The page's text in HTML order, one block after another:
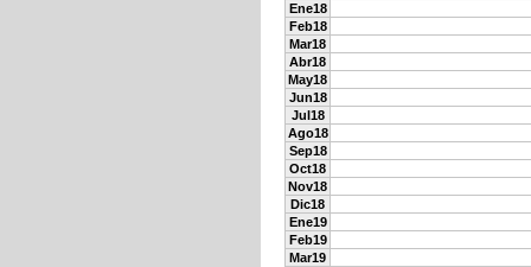
Ene18
Feb18
Mar18
Abr18
May18
Jun18
Jul18
Ago18
Sep18
Oct18
Nov18
Dic18
Ene19
Feb19
Mar19